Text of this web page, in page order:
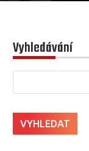
Vyhledávání